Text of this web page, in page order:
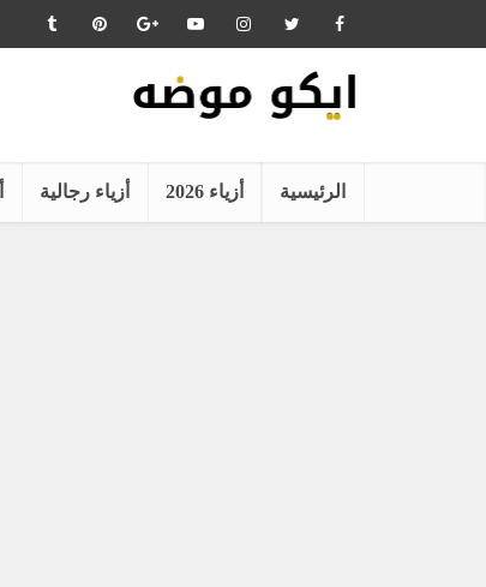
الرئيسية أزياء 2026 أزياء رجالية